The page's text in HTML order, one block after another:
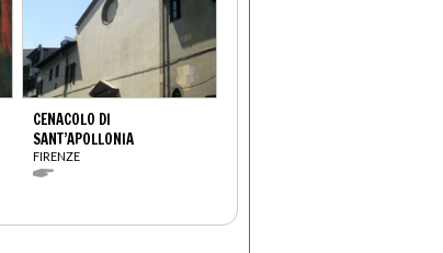
CENACOLO DI
SANT’APOLLONIA
FIRENZE